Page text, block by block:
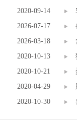
2020-09-14
2026-07-17
2026-03-18
2020-10-13
2020-10-21
2020-04-29
2020-10-30